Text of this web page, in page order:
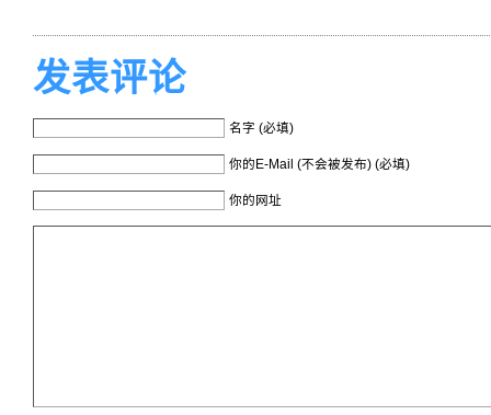
发表评论
名字 (必填)
你的E-Mail (不会被发布) (必填)
你的网址